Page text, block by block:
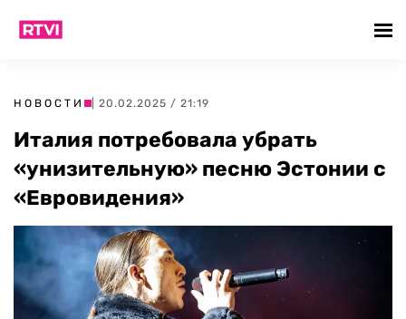
НОВОСТИ | 20.02.2025 / 21:19
Италия потребовала убрать
«унизительную» песню Эстонии с
«Евровидения»